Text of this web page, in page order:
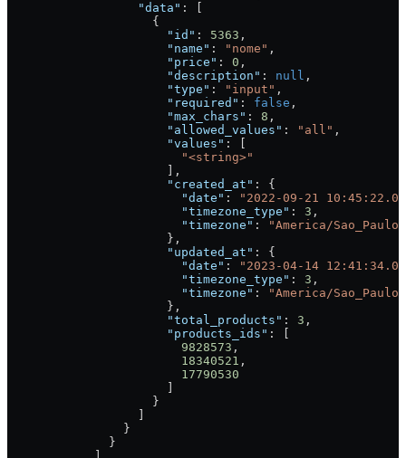
                  "data"
: [
                    {
                      "id"
: 5363 ,
                      "name"
: "nome" ,
                      "price"
: 0 ,
                      "description"
: null ,
                      "type"
: "input" ,
                      "required"
: false ,
                      "max_chars"
: 8 ,
                      "allowed_values"
: "all" ,
                      "values"
: [
                        "<string>"
                      ],
                      "created_at"
: {
                        "date"
:
"2022-09-21
                        "timezone_type"
: 3 ,
                        "timezone"
:
"America/Sao_Paulo"
                      },
                      "updated_at"
: {
                        "date"
:
"2023-04-14
                        "timezone_type"
: 3 ,
                        "timezone"
:
"America/Sao_Paulo"
                      },
                      "total_products"
: 3 ,
                      "products_ids"
: [
                        9828573
,
                        18340521
,
                        17790530
                    }
                }
              }